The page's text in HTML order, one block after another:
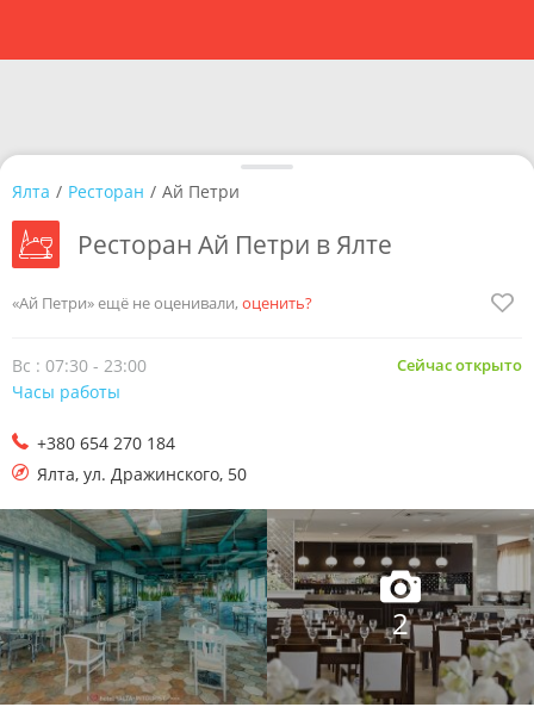
2
Ялта / Ресторан / Ай Петри
Ресторан Ай Петри в Ялте
«Ай Петри» ещё не оценивали, оценить?
+380 654 270 184
Ялта, ул. Дражинского, 50
Сейчас открыто
Вс : 07:30 - 23:00
Часы работы